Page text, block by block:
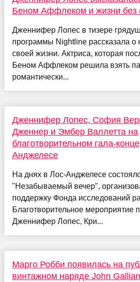
Беном Аффлеком и жизни без
Дженнифер Лопес в тизере
программы Nightline рассказала о
своей жизни. Актриса, которая
Беном Аффлеком решила взять
романтически...
Дженнифер Лопес, София
Дженнер и Эмбер Валлетта на
благотворительном гала-
Анджелесе
На днях в Лос-Анджелесе
"Незабываемый вечер",
поддержку Фонда исследований
Благотворительное мероприятие
Дженнифер Лопес, Кри...
Марго Робби появилась на
винтажном наряде John